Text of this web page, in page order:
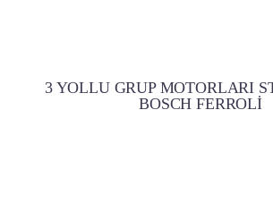
3 YOLLU GRUP MOTORLARI
BOSCH FERROLİ